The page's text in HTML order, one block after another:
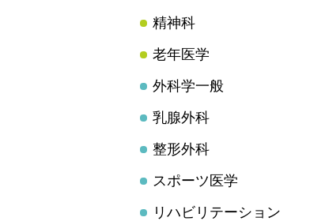
精神科
老年医学
外科学一般
乳腺外科
整形外科
スポーツ医学
リハビリテーション